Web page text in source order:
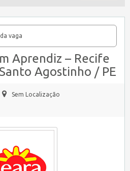
vaga
Aprendiz – Recife
Agostinho / PE
Sem Localização